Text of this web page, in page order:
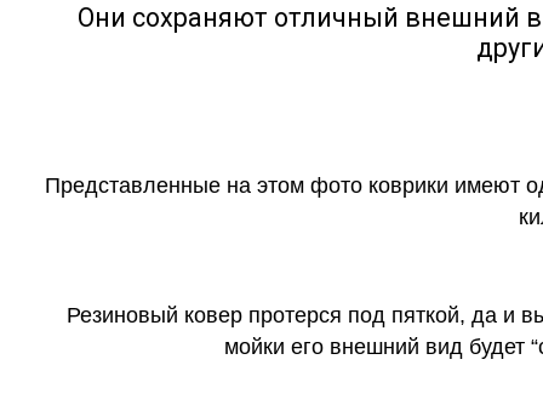
Они сохраняют отличный внешний
Представленные на этом фото коврики имеют
Резиновый ковер протерся под пяткой, да и
мойки его внешний вид будет